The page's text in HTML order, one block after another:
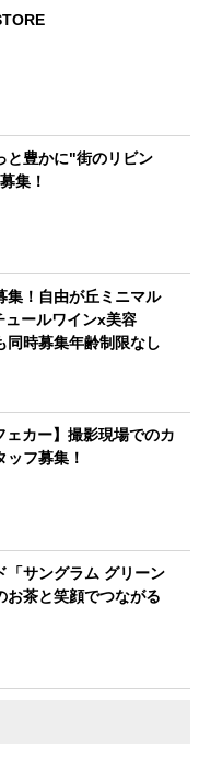
と豊かに"街のリビン
集！
！自由が丘ミニマル
ュールワインx美容
同時募集年齢制限なし
ェカー】撮影現場でのカ
ッフ募集！
「サングラム グリーン
お茶と笑顔でつながる